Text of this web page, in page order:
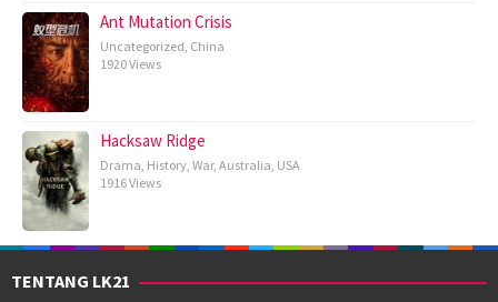
Ant Mutation Crisis
Uncategorized, China
1920 Views
Hacksaw Ridge
Drama, History, War, Australia, USA
1916 Views
TENTANG LK21